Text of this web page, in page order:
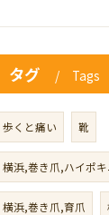
タグ Tags
歩くと痛い 靴
横浜,巻き爪,ハイポ
横浜,巻き爪,育爪